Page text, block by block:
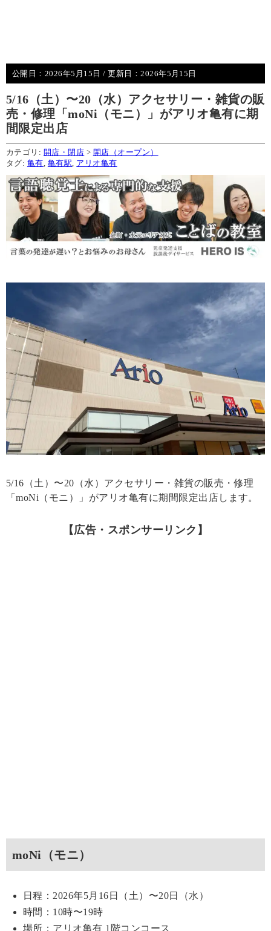
公開日： 2026年5月15日 / 更新日：2026年5月15日
5/16（土）〜20（水）アクセサリー・雑貨の販
売・修理「moNi（モニ）」がアリオ亀有に期
間限定出店
カテゴリ: 開店・閉店 > 開店（オープン）
タグ: 亀有 亀有駅 アリオ亀有
5/16（土）〜20（水）アクセサリー・雑貨の販売・修理
「moNi（モニ）」がアリオ亀有に期間限定出店します。
【広告・スポンサーリンク】
moNi（モニ）
日程：2026年5月16日（土）〜20日（水）
時間：10時〜19時
場所：アリオ亀有 1階コンコース